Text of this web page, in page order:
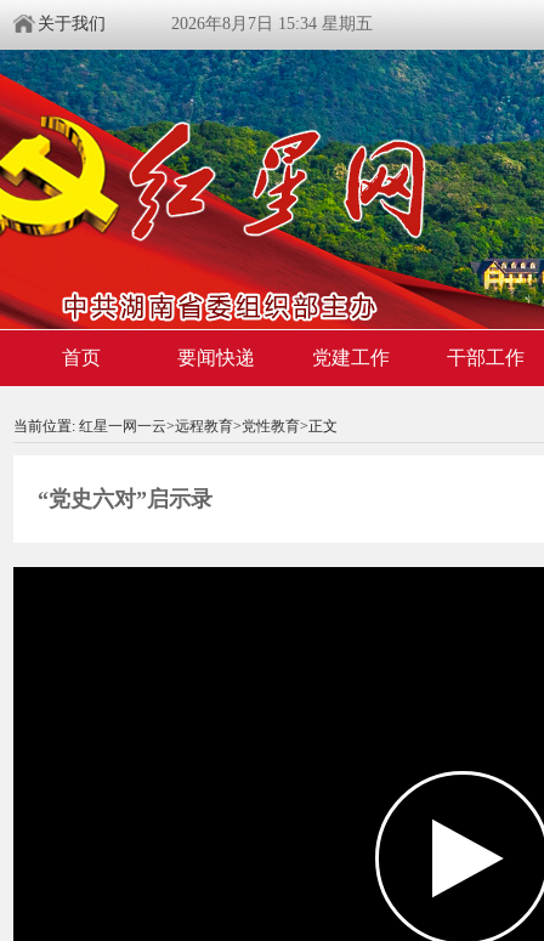
关于我们 2026年8月7日 15:34 星期五
首页 要闻快递 党建工作 干部工作
当前位置: 红星一网一云>远程教育>党性教育>正文
“党史六对”启示录
00:00:00 / 00:00